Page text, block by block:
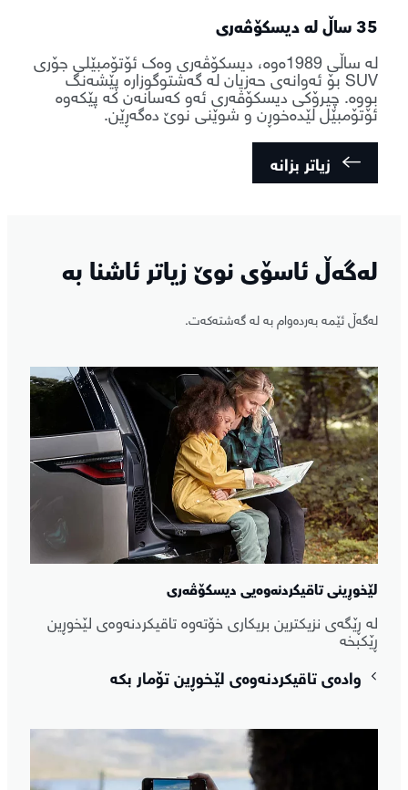
35 ساڵ لە دیسکۆڤەری
لە ساڵی 1989ەوە، دیسکۆڤەری وەک ئۆتۆمبێلی جۆری
SUV بۆ ئەوانەی حەزیان لە گەشتوگوزارە پێشەنگ
بووە. چیرۆکی دیسکۆڤەری ئەو کەسانەن کە پێکەوە
ئۆتۆمبێل لێدەخوڕن و شوێنی نوێ دەگەڕێن.
زیاتر بزانە
لەگەڵ ئاسۆی نوێ زیاتر ئاشنا بە
لەگەڵ ئێمە بەردەوام بە لە گەشتەکەت.
لێخوڕینی تاقیکردنەوەیی دیسکۆڤەری
لە ڕێگەی نزیکترین بریکاری خۆتەوە تاقیکردنەوەی لێخوڕین
ڕێکبخە
وادەی تاقیکردنەوەی لێخوڕین تۆمار بکە